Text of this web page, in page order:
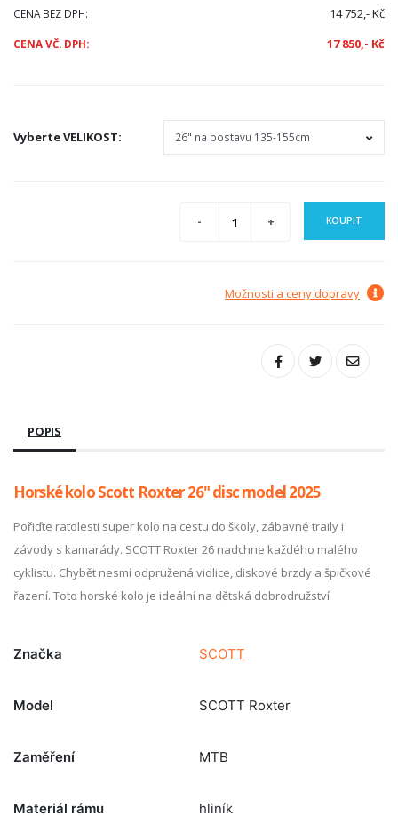
CENA BEZ DPH: 14 752,- Kč
CENA VČ. DPH: 17 850,- Kč
VyberteVELIKOST:
KOUPIT
Možnosti a ceny dopravy
POPIS
Horské kolo Scott Roxter 26" disc model 2025
Pořiďte ratolesti super kolo na cestu do školy, zábavné traily i
závody s kamarády. SCOTT Roxter 26 nadchne každého malého
cyklistu. Chybět nesmí odpružená vidlice, diskové brzdy a špičkové
řazení. Toto horské kolo je ideální na dětská dobrodružství
Značka SCOTT
Model SCOTT Roxter
Zaměření MTB
Materiál rámu hliník